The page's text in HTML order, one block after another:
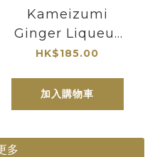
Kameizumi
Ginger Liqueur
龜泉生姜利口酒
HK$185.00
加入購物車
多